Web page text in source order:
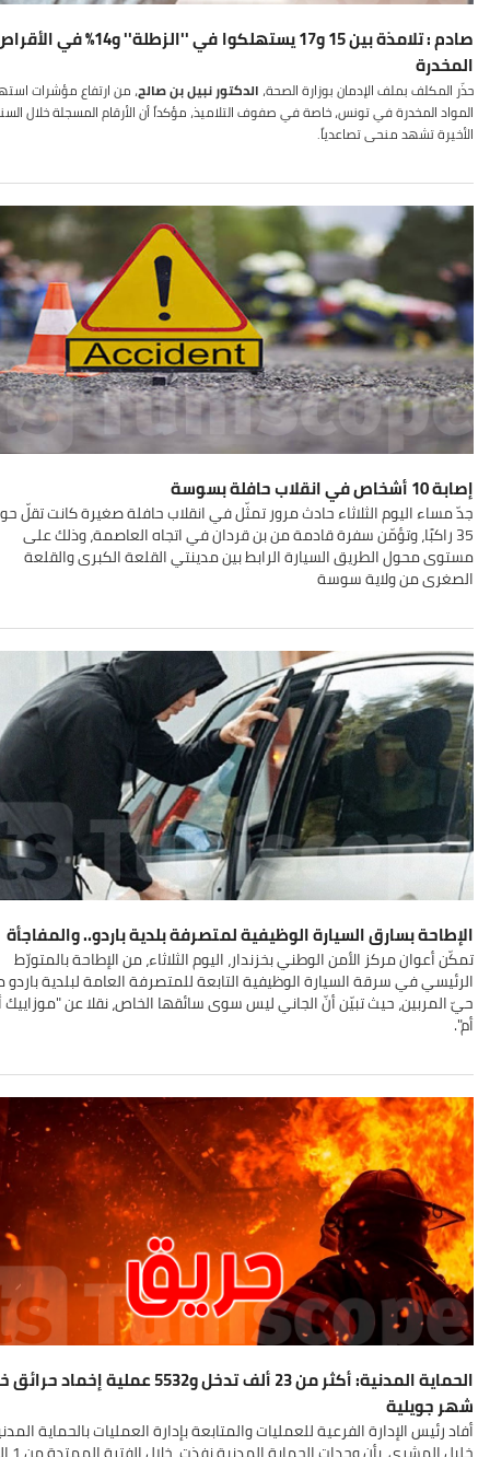
صادم : تلامذة بين 15 و17 يستهلكوا في ''الزطلة'' و14% في
المخدرة
حذّر المكلف بملف الإدمان بوزارة الصحة،الدكتور نبيل بن صالح، من ارتفاع مؤشرات
المواد المخدرة في تونس، خاصة في صفوف التلاميذ، مؤكداً أن الأرقام المسجلة خلال
الأخيرة تشهد منحى تصاعدياً.
إصابة 10 أشخاص في انقلاب حافلة بسوسة
جدّ مساء اليوم الثلاثاء حادث مرور تمثّل في انقلاب حافلة صغيرة كانت تقلّ
35 راكبًا، وتؤمّن سفرة قادمة من بن قردان في اتجاه العاصمة، وذلك على
مستوى محول الطريق السيارة الرابط بين مدينتي القلعة الكبرى والقلعة
الصغرى من ولاية سوسة
الإطاحة بسارق السيارة الوظيفية لمتصرفة بلدية باردو.. والمفاجأة
تمكّن أعوان مركز الأمن الوطني بخزندار، اليوم الثلاثاء، من الإطاحة بالمتورّط
الرئيسي في سرقة السيارة الوظيفية التابعة للمتصرفة العامة لبلدية
حيّ المربين، حيث تبيّن أنّ الجاني ليس سوى سائقها الخاص، نقلا عن
أم".
الحماية المدنية: أكثر من 23 ألف تدخل و5532 عملية إخماد
شهر جويلية
أفاد رئيس الإدارة الفرعية للعمليات والمتابعة بإدارة العمليات بالحماية